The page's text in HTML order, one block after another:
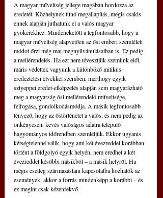
A magyar műveltség jellege magában hordozza az
eredetét. Közhelynek tűnő megállapítás, mégis csakis
ennek alapján juthatunk el a valós magyar
gyökerekhez. Mindenekelőtt a legfontosabb, hogy a
magyar műveltség alapvetően az ősi emberi szemléleti
módot őrzi még mai megnyilvánulásaiban is. Ez pedig
a mellérendelés. Ha ezt nem tévesztjük szemünk elől,
máris védettek vagyunk a különböző mitikus
eredeztetési elvekkel szemben, merthogy egyik
sztyeppei eredet-elképzelés alapján sem magyarázható
meg a magyarság ősi mellérendelő műveltsége,
felfogása, gondolkodásmódja. A másik legfontosabb
tényező, hogy az őstörténetet a valós, és nem pedig az
önkényesen, kevés valóságos adatra települő
hagyományos időrendben szemléljük. Ekkor ugyanis
kétségtelenné válik, hogy ami két évezreddel korábban
történt a földgolyó egyik helyén, nem eredhet a két
évezreddel későbbi másikból – a másik helyről. Ha
mégis esetleg származástani kapcsolatba hozhatók az
események, akkor a forrás mindenképp a korábbi – és
ez megint csak kézenfekvő.